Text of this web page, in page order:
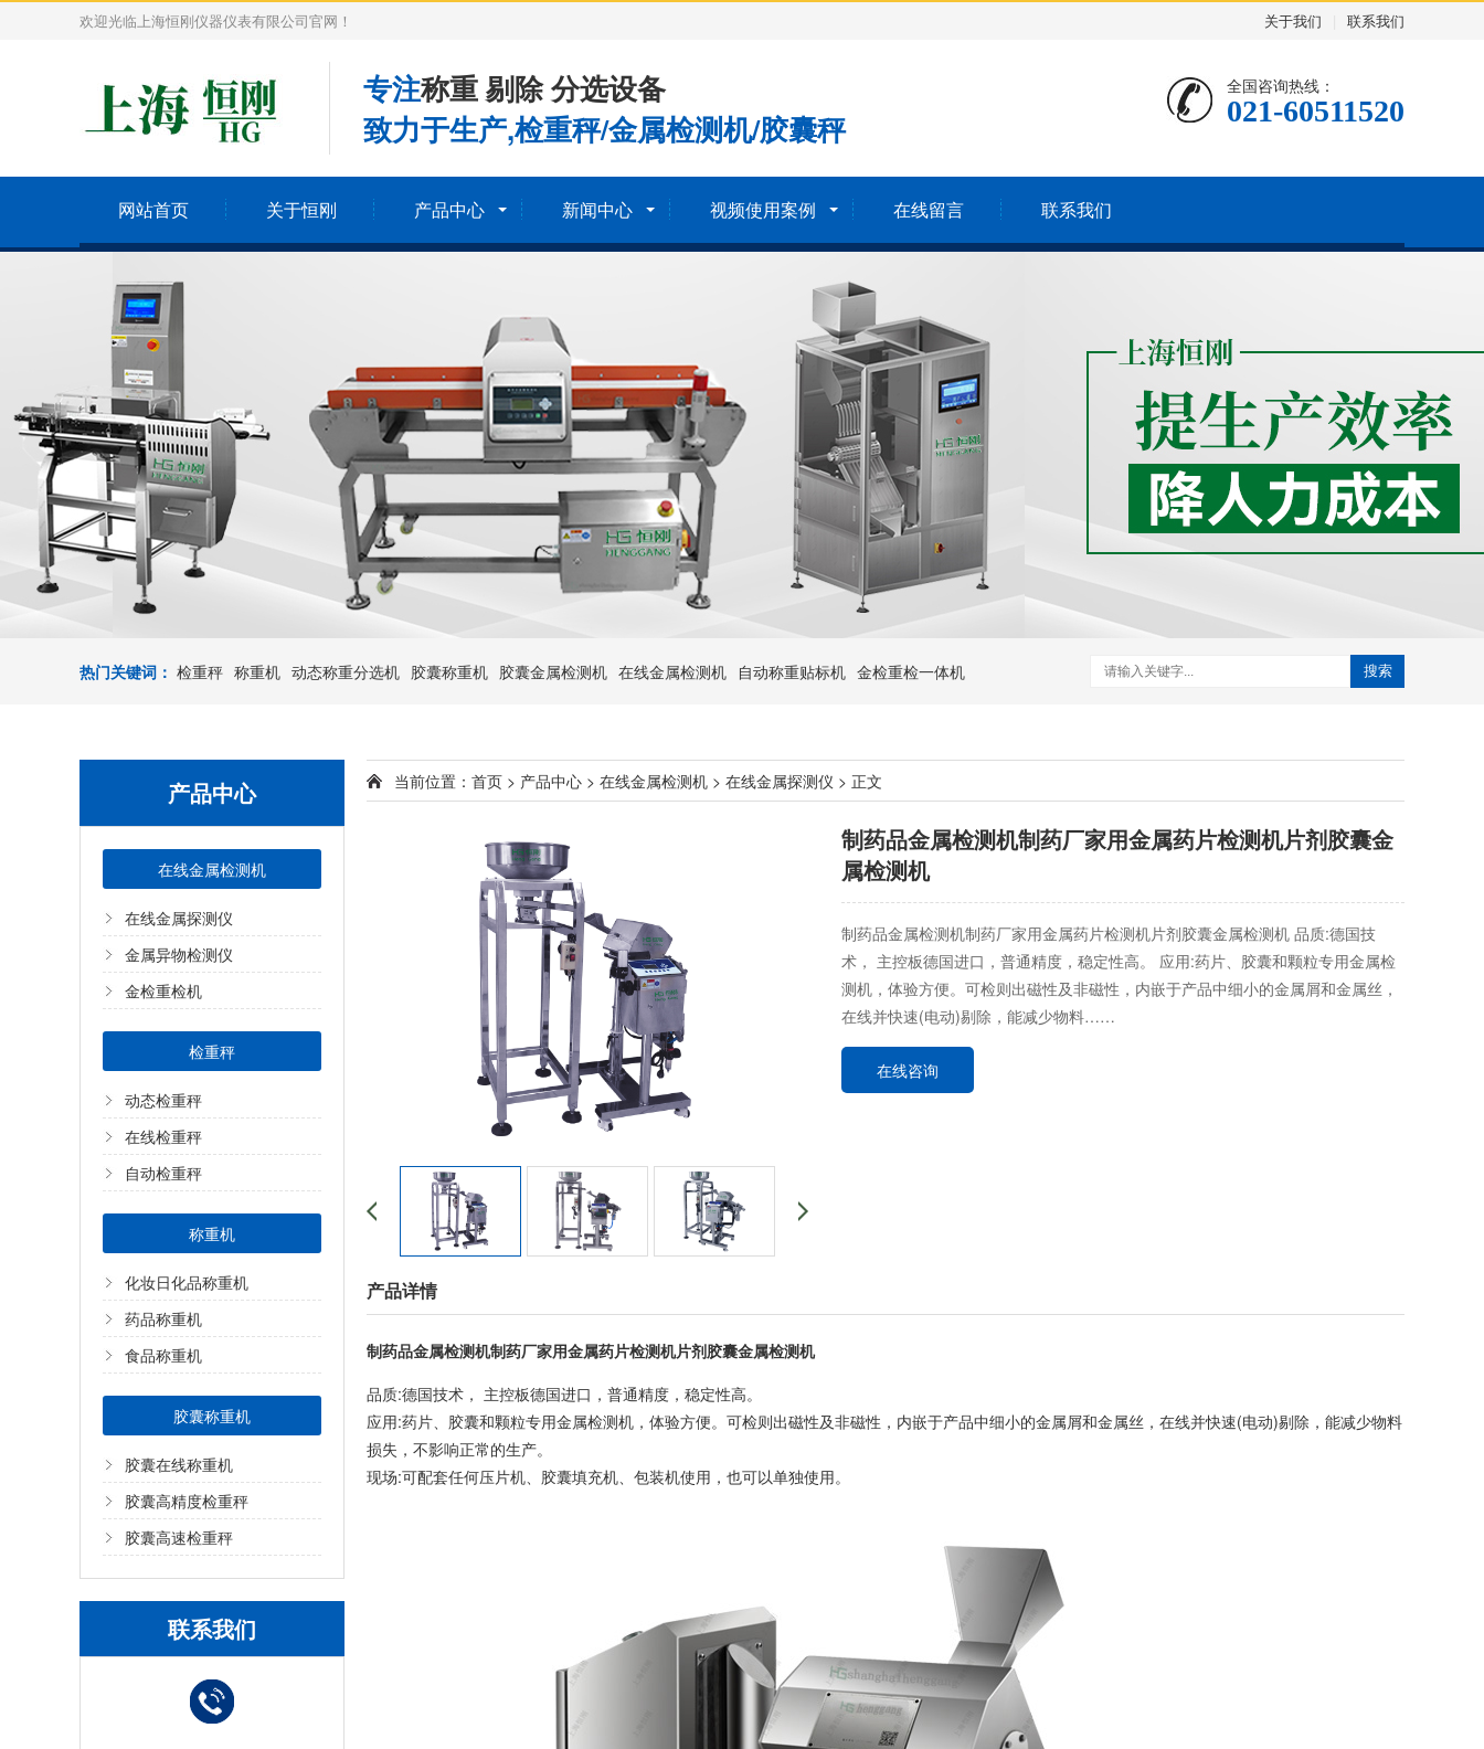
关于我们 联系我们
欢迎光临上海恒刚仪器仪表有限公司官网！
专注称重 剔除 分选设备
致力于生产,检重秤/金属检测机/胶囊秤
全国咨询热线：
021-60511520
网站首页 关于恒刚 产品中心 新闻中心 视频使用案例 在线留言 联系我们
热门关键词： 检重秤 称重机 动态称重分选机 胶囊称重机 胶囊金属检测机 在线金属检测机 自动称重贴标机 金检重检一体机 搜索
产品中心
在线金属检测机
在线金属探测仪
金属异物检测仪
金检重检机
检重秤
动态检重秤
在线检重秤
自动检重秤
称重机
化妆日化品称重机
药品称重机
食品称重机
胶囊称重机
胶囊在线称重机
胶囊高精度检重秤
胶囊高速检重秤
联系我们
当前位置： 首页 > 产品中心 > 在线金属检测机 > 在线金属探测仪 > 正文
制药品金属检测机制药厂家用金属药片检测机片剂胶囊金
属检测机
制药品金属检测机制药厂家用金属药片检测机片剂胶囊金属检测机 品质:德国技
术， 主控板德国进口，普通精度，稳定性高。 应用:药片、胶囊和颗粒专用金属检
测机，体验方便。可检则出磁性及非磁性，内嵌于产品中细小的金属屑和金属丝，
在线并快速(电动)剔除，能减少物料……
在线咨询
产品详情
制药品金属检测机制药厂家用金属药片检测机片剂胶囊金属检测机
品质:德国技术， 主控板德国进口，普通精度，稳定性高。
应用:药片、胶囊和颗粒专用金属检测机，体验方便。可检则出磁性及非磁性，内嵌于产品中细小的金属屑和金属丝，在线并快速(电动)剔除，能减少物料
损失，不影响正常的生产。
现场:可配套任何压片机、胶囊填充机、包装机使用，也可以单独使用。